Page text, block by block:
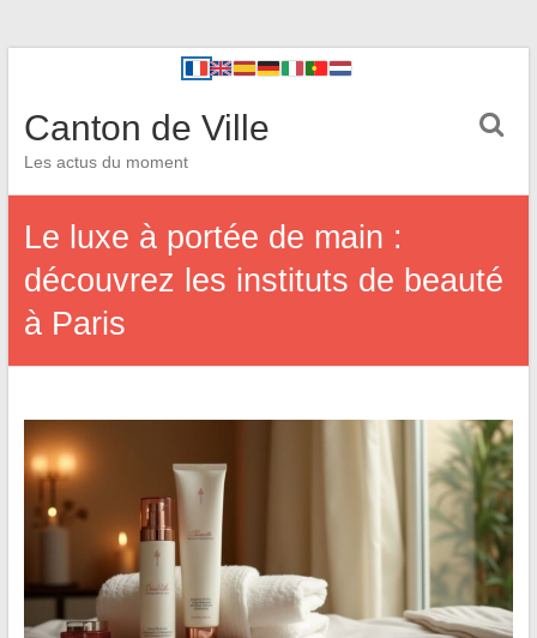
Canton de Ville
Les actus du moment
Le luxe à portée de main :
découvrez les instituts de beauté
à Paris